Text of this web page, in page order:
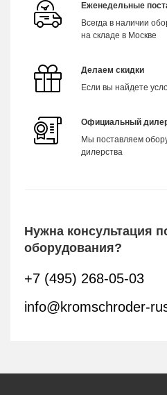
Еженедельные
Всегда в наличии
на складе в Москве
Делаем скидки
Если вы найдете
Официальный
Мы поставляем
дилерства
Нужна консультация
оборудования?
+7 (495) 268-05-03
info@kromschroder-